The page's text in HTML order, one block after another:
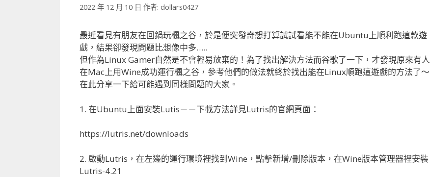
2022 年 12 月 10 日 作者: dollars0427
最近看見有朋友在回鍋玩楓之谷，於是便突發奇想打算試試看能不能在Ubuntu上順利跑這款遊
戲，結果卻發現問題比想像中多…..
但作為Linux Gamer自然是不會輕易放棄的！為了找出解決方法而谷歌了一下，才發現原來有人
在Mac上用Wine成功運行楓之谷，參考他們的做法就終於找出能在Linux順跑這遊戲的方法了～
在此分享一下給可能遇到同樣問題的大家。
1. 在Ubuntu上面安裝Lutis－－下載方法詳見Lutris的官網頁面：
https://lutris.net/downloads
2. 啟動Lutris，在左邊的運行環境裡找到Wine，點擊新增/刪除版本，在Wine版本管理器裡安裝
Lutris-4.21